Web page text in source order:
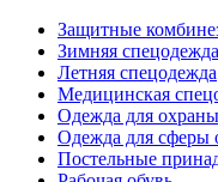
Защитные
Зимняя спецодежда
Летняя спецодежда
Медицинская
Одежда для
Одежда для сферы
Постельные